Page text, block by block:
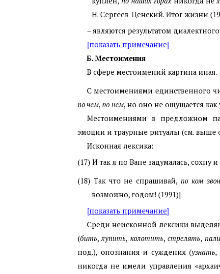
Н. Сергеев-Ценский. Итог жизни
– являются результатом
[показать примечание]
Б. Местоимения
В сфере местоимений картина иная.
С местоимениями единственного
по чем, по нем, но оно не ощущается как
Местоимениями в предложном
эмоции и траурные ритуалы (см. выше
Исконная лексика:
(17) И так я по Ване задумалась, сохну и
(18) Так что не спрашивай,по ком
возможно, годом! (1991)]
[показать примечание]
Среди неисконной лексики
(бить,лупить, колотить,стрелять,
под.), опознания и суждения (узнать,
никогда не имели управления